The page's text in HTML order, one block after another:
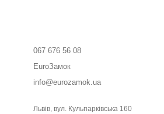
067 676 56 08
EuroЗамок
info@eurozamok.ua
Львів, вул. Кульпарківська 160